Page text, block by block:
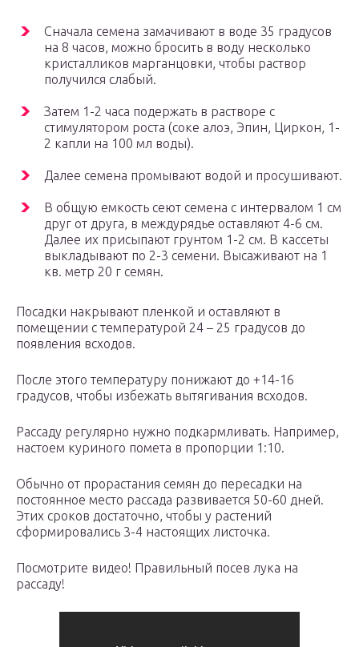
Сначала семена замачивают в воде 35 градусов
на 8 часов, можно бросить в воду несколько
кристалликов марганцовки, чтобы раствор
получился слабый.
Затем 1-2 часа подержать в растворе с
стимулятором роста (соке алоэ, Эпин, Циркон, 1-
2 капли на 100 мл воды).
Далее семена промывают водой и просушивают.
В общую емкость сеют семена с интервалом 1 см
друг от друга, в междурядье оставляют 4-6 см.
Далее их присыпают грунтом 1-2 см. В кассеты
выкладывают по 2-3 семени. Высаживают на 1
кв. метр 20 г семян.
Посадки накрывают пленкой и оставляют в
помещении с температурой 24 – 25 градусов до
появления всходов.
После этого температуру понижают до +14-16
градусов, чтобы избежать вытягивания всходов.
Рассаду регулярно нужно подкармливать. Например,
настоем куриного помета в пропорции 1:10.
Обычно от прорастания семян до пересадки на
постоянное место рассада развивается 50-60 дней.
Этих сроков достаточно, чтобы у растений
сформировались 3-4 настоящих листочка.
Посмотрите видео! Правильный посев лука на
рассаду!